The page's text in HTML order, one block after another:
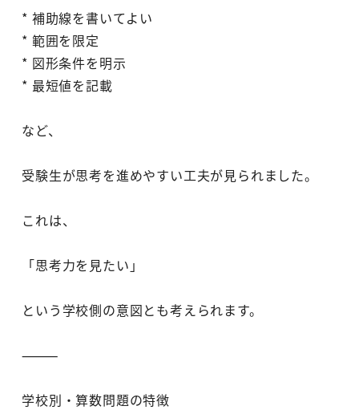
* 補助線を書いてよい
* 範囲を限定
* 図形条件を明示
* 最短値を記載
など、
受験生が思考を進めやすい工夫が見られました。
これは、
「思考力を見たい」
という学校側の意図とも考えられます。
⸻
学校別・算数問題の特徴